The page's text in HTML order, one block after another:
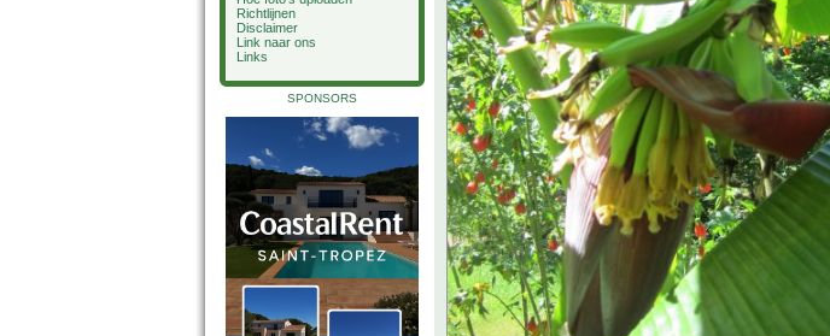
Richtlijnen
Disclaimer
Link naar ons
Links
SPONSORS